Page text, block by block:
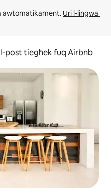
awtomatikament. Uri l-lingwa
l-post tiegħek fuq Airbnb